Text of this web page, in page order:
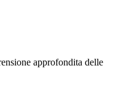
approfondita delle